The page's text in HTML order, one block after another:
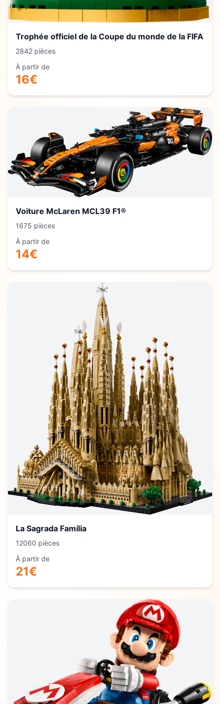
Trophée officiel de la Coupe du monde de la FIFA
2842 pièces
À partir de
16€
Voiture McLaren MCL39 F1®
1675 pièces
À partir de
14€
La Sagrada Família
12060 pièces
À partir de
21€